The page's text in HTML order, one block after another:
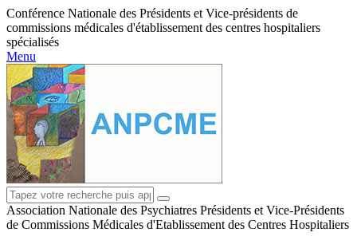
Conférence Nationale des Présidents et Vice-présidents de
commissions médicales d'établissement des centres hospitaliers
spécialisés
Menu
Association Nationale des Psychiatres Présidents et Vice-Présidents
de Commissions Médicales d'Etablissement des Centres Hospitaliers